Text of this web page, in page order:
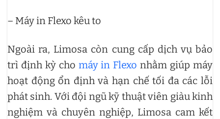
– Máy in Flexo kêu to
Ngoài ra, Limosa còn cung cấp dịch vụ bảo
trì định kỳ cho máy in Flexo nhằm giúp máy
hoạt động ổn định và hạn chế tối đa các lỗi
phát sinh. Với đội ngũ kỹ thuật viên giàu kinh
nghiệm và chuyên nghiệp, Limosa cam kết